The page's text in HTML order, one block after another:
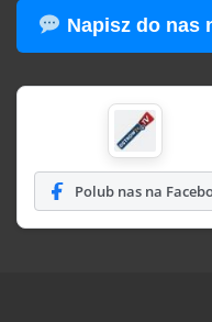
Napisz do nas
Polub nas na